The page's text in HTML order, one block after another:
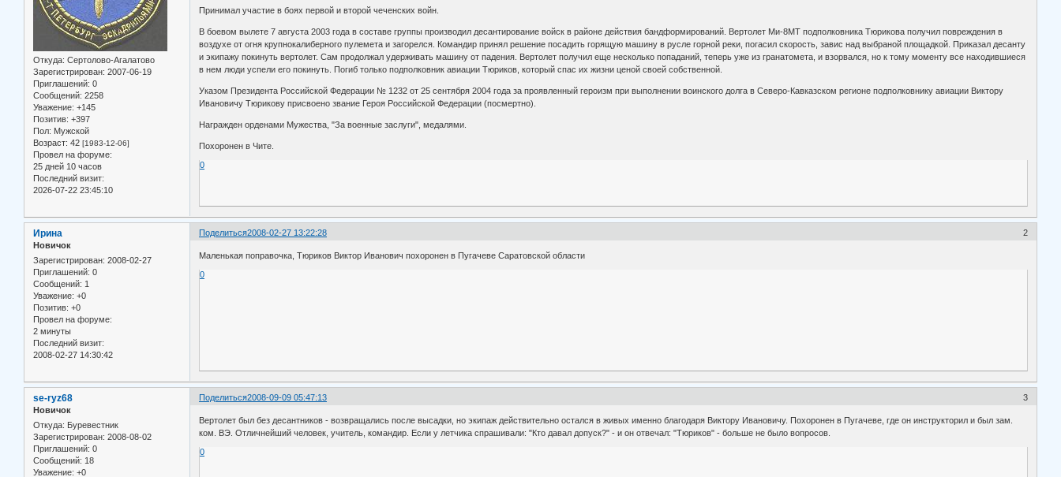
Откуда: Сертолово-Агалатово
Зарегистрирован: 2007-06-19
Приглашений: 0
Сообщений: 2258
Уважение: +145
Позитив: +397
Пол: Мужской
Возраст: 42 [1983-12-06]
Провел на форуме:
25 дней 10 часов
Последний визит:
2026-07-22 23:45:10
Принимал участие в боях первой и второй чеченских войн.
В боевом вылете 7 августа 2003 года в составе группы производил десантирование войск в районе действия бандформирований. Вертолет Ми-8МТ подполковника Тюрикова получил повреждения в
воздухе от огня крупнокалиберного пулемета и загорелся. Командир принял решение посадить горящую машину в русле горной реки, погасил скорость, завис над выбраной площадкой. Приказал десанту
и экипажу покинуть вертолет. Сам продолжал удерживать машину от падения. Вертолет получил еще несколько попаданий, теперь уже из гранатомета, и взорвался, но к тому моменту все находившиеся
в нем люди успели его покинуть. Погиб только подполковник авиации Тюриков, который спас их жизни ценой своей собственной.
Указом Президента Российской Федерации № 1232 от 25 сентября 2004 года за проявленный героизм при выполнении воинского долга в Северо-Кавказском регионе подполковнику авиации Виктору
Ивановичу Тюрикову присвоено звание Героя Российской Федерации (посмертно).
Награжден орденами Мужества, "За военные заслуги", медалями.
Похоронен в Чите.
0
Поделиться 2
2008-02-27 13:22:28
Ирина
Новичок
Зарегистрирован: 2008-02-27
Приглашений: 0
Сообщений: 1
Уважение: +0
Позитив: +0
Провел на форуме:
2 минуты
Последний визит:
2008-02-27 14:30:42
Маленькая поправочка, Тюриков Виктор Иванович похоронен в Пугачеве Саратовской области
0
Поделиться 3
2008-09-09 05:47:13
se-ryz68
Новичок
Откуда: Буревестник
Зарегистрирован: 2008-08-02
Приглашений: 0
Сообщений: 18
Уважение: +0
Вертолет был без десантников - возвращались после высадки, но экипаж действительно остался в живых именно благодаря Виктору Ивановичу. Похоронен в Пугачеве, где он инструкторил и был зам.
ком. ВЭ. Отличнейший человек, учитель, командир. Если у летчика спрашивали: "Кто давал допуск?" - и он отвечал: "Тюриков" - больше не было вопросов.
0